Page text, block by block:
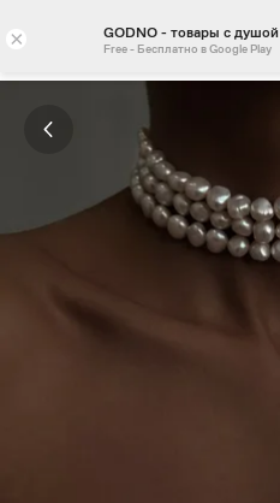
× GODNO - товары с душой
Free - Бесплатно в Google Play